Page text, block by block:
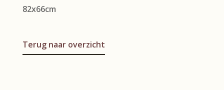
82x66cm
Terug naar overzicht